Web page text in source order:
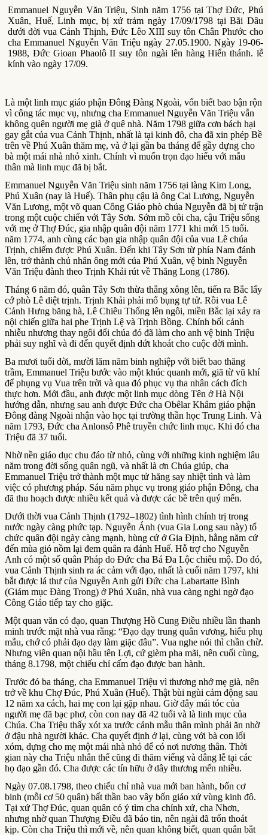
Emmanuel Nguyễn Văn Triệu, Sinh năm 1756 tại Thợ Ðức, Phú
Xuân, Huế, Linh mục, bị xử trảm ngày 17/09/1798 tại Bãi Dâu
dưới đời vua Cảnh Thịnh, Đức Lêo XIII suy tôn Chân Phước cho
cha Emmanuel Nguyễn Văn Triệu ngày 27.05.1900. Ngày 19-06-
1988, Đức Gioan Phaolô II suy tôn ngài lên hàng Hiển thánh. lễ
kính vào ngày 17/09.
Là một linh mục giáo phận Đông Đàng Ngoài, vốn biết bao bận rộn
vì công tác mục vụ, nhưng cha Emmanuel Nguyễn Văn Triệu vẫn
không quên người mẹ già ở quê nhà. Năm 1798 giữa cơn bách hại
gay gắt của vua Cảnh Thịnh, nhất là tại kinh đô, cha đã xin phép Bề
trên về Phú Xuân thăm mẹ, và ở lại gần ba tháng để gầy dựng cho
bà một mái nhà nhỏ xinh. Chính vì muốn trọn đạo hiếu với mẫu
thân mà linh mục đã bị bắt.
Emmanuel Nguyễn Văn Triệu sinh năm 1756 tại làng Kim Long,
Phú Xuân (nay là Huế). Thân phụ cậu là ông Cai Lương, Nguyễn
Văn Lương, một võ quan Công Giáo phò chúa Nguyễn đã bị tử trận
trong một cuộc chiến với Tây Sơn. Sớm mồ côi cha, cậu Triệu sống
với mẹ ở Thợ Đúc, gia nhập quân đội năm 1771 khi mới 15 tuổi.
năm 1774, anh cùng các bạn gia nhập quân đội của vua Lê chúa
Trịnh, chiếm được Phú Xuân. Đến khi Tây Sơn từ phía Nam đánh
lên, trở thành chủ nhân ông mới của Phú Xuân, vệ binh Nguyễn
Văn Triệu đành theo Trịnh Khải rút về Thăng Long (1786).
Tháng 6 năm đó, quân Tây Sơn thừa thắng xông lên, tiến ra Bắc lấy
cớ phò Lê diệt trịnh. Trịnh Khải phải mổ bụng tự tử. Rồi vua Lê
Cảnh Hưng băng hà, Lê Chiêu Thống lên ngôi, miền Bắc lại xảy ra
nội chiến giữa hai phe Trịnh Lệ và Trịnh Bồng. Chính bối cảnh
nhiễu nhương thay ngôi đổi chúa đó đã làm cho anh vệ binh Triệu
phải suy nghĩ và đi đến quyết định dứt khoát cho cuộc đời mình.
Ba mươi tuổi đời, mười lăm năm binh nghiệp với biết bao thăng
trầm, Emmanuel Triệu bước vào một khúc quanh mới, giã từ vũ khí
để phụng vụ Vua trên trời và qua đó phục vụ tha nhân cách đích
thực hơn. Mới đầu, anh được một linh mục dòng Tên ở Hà Nội
hướng dẫn, nhưng sau anh được Đức cha Obêlar Khâm giáo phận
Đông đàng Ngoài nhận vào học tại trường thần học Trung Linh. Và
năm 1793, Đức cha Anlonsô Phê truyền chức linh mục. Khi đó cha
Triệu đã 37 tuổi.
Nhờ nền giáo dục chu đáo từ nhỏ, cùng với những kinh nghiệm lâu
năm trong đời sống quân ngũ, và nhất là ơn Chúa giúp, cha
Emmanuel Triệu trở thành một mục tử hăng say nhiệt tình và làm
việc có phương pháp. Sáu năm phục vụ trong giáo phận Đông, cha
đã thu hoạch được nhiều kết quả và được các bề trên quý mến.
Dưới thời vua Cảnh Thịnh (1792–1802) tình hình chính trị trong
nước ngày càng phức tạp. Nguyễn Ánh (vua Gia Long sau này) tổ
chức quân đội ngày càng mạnh, hùng cứ ở Gia Định, hằng năm cứ
đến mùa gió nồm lại đem quân ra đánh Huế. Hỗ trợ cho Nguyễn
Anh có một số quân Pháp do Đức cha Bá Đa Lộc chiêu mộ. Do đó,
vua Cảnh Thịnh sinh ra ác cảm với đạo, nhất là cuối năm 1797, khi
bắt được lá thư của Nguyễn Anh gửi Đức cha Labartatte Bình
(Giám mục Đàng Trong) ở Phú Xuân, nhà vua càng nghi ngờ đạo
Công Giáo tiếp tay cho giặc.
Một quan văn có đạo, quan Thượng Hồ Cung Điều nhiều lần thanh
minh trước mặt nhà vua rằng: “Đạo dạy trung quân vương, hiếu phụ
mẫu, chớ có phải đạo dạy làm giặc đâu”. Vua nghe nói thì chần chừ.
Nhưng viên quan nội hầu tên Lợi, cứ gièm pha mãi, nên cuối cùng,
tháng 8.1798, một chiếu chỉ cấm đạo được ban hành.
Trước đó ba tháng, cha Emmanuel Triệu vì thương nhớ mẹ già, nên
trở về khu Chợ Đúc, Phú Xuân (Huế). Thật bùi ngùi cảm động sau
12 năm xa cách, hai mẹ con lại gặp nhau. Giờ đây mái tóc của
người mẹ đã bạc phơ, còn con nay đã 42 tuổi và là linh mục của
Chúa. Cha Triệu thấy xót xa trước cảnh mẫu thân mình phải ăn nhờ
ở đậu nhà người khác. Cha quyết định ở lại, cùng với bà con lối
xóm, dựng cho mẹ một mái nhà nhỏ để có nơi nương thân. Thời
gian này cha Triệu nhân thể cũng đi thăm viếng và dâng lễ tại các
họ đạo gần đó. Cha được các tín hữu ở dây thương mến nhiều.
Ngày 07.08.1798, theo chiếu chỉ nhà vua mới ban hành, bốn cơ
binh (mỗi cơ 50 quân) bất thần bao vây bốn giáo xứ vùng kinh đô.
Tại xứ Thợ Đúc, quan quân có ý tìm cha chính xứ, cha Nhơn,
nhưng nhờ quan Thượng Điều đã báo tin, nên ngài đã trốn thoát
kịp. Còn cha Triệu thì mới về, nên quan không biết, quan quân bắt